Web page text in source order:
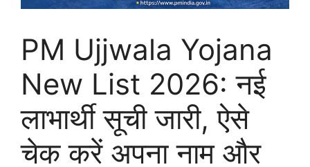
PM Ujjwala Yojana
New List 2026: नई
लाभार्थी सूची जारी, ऐसे
चेक करें अपना नाम और